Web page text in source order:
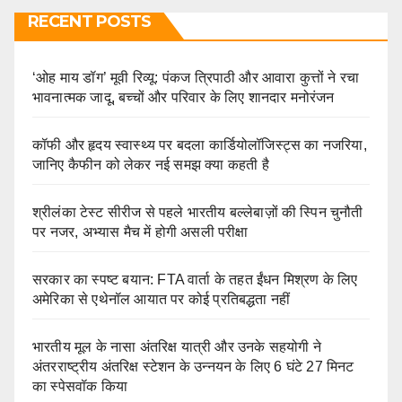
RECENT POSTS
‘ओह माय डॉग’ मूवी रिव्यू: पंकज त्रिपाठी और आवारा कुत्तों ने रचा
भावनात्मक जादू, बच्चों और परिवार के लिए शानदार मनोरंजन
कॉफी और हृदय स्वास्थ्य पर बदला कार्डियोलॉजिस्ट्स का नजरिया,
जानिए कैफीन को लेकर नई समझ क्या कहती है
श्रीलंका टेस्ट सीरीज से पहले भारतीय बल्लेबाज़ों की स्पिन चुनौती
पर नजर, अभ्यास मैच में होगी असली परीक्षा
सरकार का स्पष्ट बयान: FTA वार्ता के तहत ईंधन मिश्रण के लिए
अमेरिका से एथेनॉल आयात पर कोई प्रतिबद्धता नहीं
भारतीय मूल के नासा अंतरिक्ष यात्री और उनके सहयोगी ने
अंतरराष्ट्रीय अंतरिक्ष स्टेशन के उन्नयन के लिए 6 घंटे 27 मिनट
का स्पेसवॉक किया